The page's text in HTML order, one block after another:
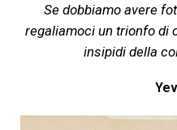
Se dobbiamo avere
regaliamoci un trionfo di
insipidi della